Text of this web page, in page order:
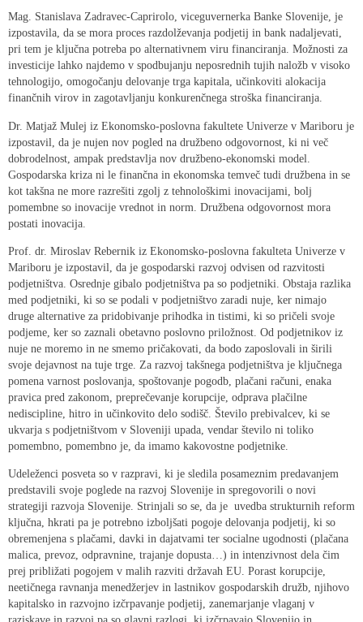
Mag. Stanislava Zadravec-Caprirolo, viceguvernerka Banke Slovenije, je
izpostavila, da se mora proces razdolževanja podjetij in bank nadaljevati,
pri tem je ključna potreba po alternativnem viru financiranja. Možnosti za
investicije lahko najdemo v spodbujanju neposrednih tujih naložb v visoko
tehnologijo, omogočanju delovanje trga kapitala, učinkoviti alokacija
finančnih virov in zagotavljanju konkurenčnega stroška financiranja.
Dr. Matjaž Mulej iz Ekonomsko-poslovna fakultete Univerze v Mariboru je
izpostavil, da je nujen nov pogled na družbeno odgovornost, ki ni več
dobrodelnost, ampak predstavlja nov družbeno-ekonomski model.
Gospodarska kriza ni le finančna in ekonomska temveč tudi družbena in se
kot takšna ne more razrešiti zgolj z tehnološkimi inovacijami, bolj
pomembne so inovacije vrednot in norm. Družbena odgovornost mora
postati inovacija.
Prof. dr. Miroslav Rebernik iz Ekonomsko-poslovna fakulteta Univerze v
Mariboru je izpostavil, da je gospodarski razvoj odvisen od razvitosti
podjetništva. Osrednje gibalo podjetništva pa so podjetniki. Obstaja razlika
med podjetniki, ki so se podali v podjetništvo zaradi nuje, ker nimajo
druge alternative za pridobivanje prihodka in tistimi, ki so pričeli svoje
podjeme, ker so zaznali obetavno poslovno priložnost. Od podjetnikov iz
nuje ne moremo in ne smemo pričakovati, da bodo zaposlovali in širili
svoje dejavnost na tuje trge. Za razvoj takšnega podjetništva je ključnega
pomena varnost poslovanja, spoštovanje pogodb, plačani računi, enaka
pravica pred zakonom, preprečevanje korupcije, odprava plačilne
nediscipline, hitro in učinkovito delo sodišč. Število prebivalcev, ki se
ukvarja s podjetništvom v Sloveniji upada, vendar število ni toliko
pomembno, pomembno je, da imamo kakovostne podjetnike.
Udeleženci posveta so v razpravi, ki je sledila posameznim predavanjem
predstavili svoje poglede na razvoj Slovenije in spregovorili o novi
strategiji razvoja Slovenije. Strinjali so se, da je uvedba strukturnih reform
ključna, hkrati pa je potrebno izboljšati pogoje delovanja podjetij, ki so
obremenjena s plačami, davki in dajatvami ter socialne ugodnosti (plačana
malica, prevoz, odpravnine, trajanje dopusta…) in intenzivnost dela čim
prej približati pogojem v malih razviti državah EU. Porast korupcije,
neetičnega ravnanja menedžerjev in lastnikov gospodarskih družb, njihovo
kapitalsko in razvojno izčrpavanje podjetij, zanemarjanje vlaganj v